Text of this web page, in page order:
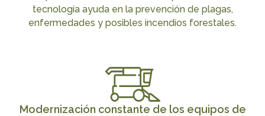
tecnología ayuda en la prevención de plagas,
enfermedades y posibles incendios forestales.
Modernización constante de los equipos de